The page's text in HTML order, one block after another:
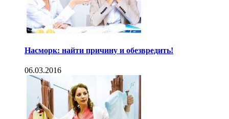
Насморк: найти причину и обезвредить!
06.03.2016